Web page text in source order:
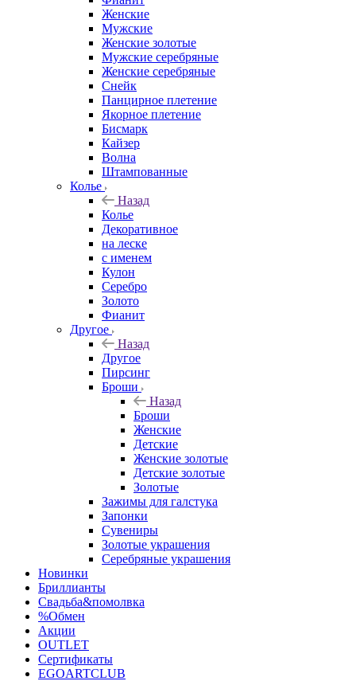
Женские
Мужские
Женские золотые
Мужские серебряные
Женские серебряные
Снейк
Панцирное плетение
Якорное плетение
Бисмарк
Кайзер
Волна
Штампованные
Колье
Назад
Колье
Декоративное
на леске
с именем
Кулон
Серебро
Золото
Фианит
Другое
Назад
Другое
Пирсинг
Броши
Назад
Броши
Женские
Детские
Женские золотые
Детские золотые
Золотые
Зажимы для галстука
Запонки
Сувениры
Золотые украшения
Серебряные украшения
Новинки
Бриллианты
Свадьба&помолвка
%Обмен
Акции
OUTLET
Сертификаты
EGOARTCLUB